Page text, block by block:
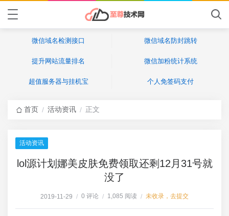
微信域名检测接口 微信域名防封跳转
提升网站流量排名 微信加粉统计系统
超值服务器与挂机宝 个人免签码支付
首页 / 活动资讯 / 正文
活动资讯
lol源计划娜美皮肤免费领取还剩12月31号就
没了
2019-11-29 / 0 评论 / 1,085 阅读 / 未收录，去提交